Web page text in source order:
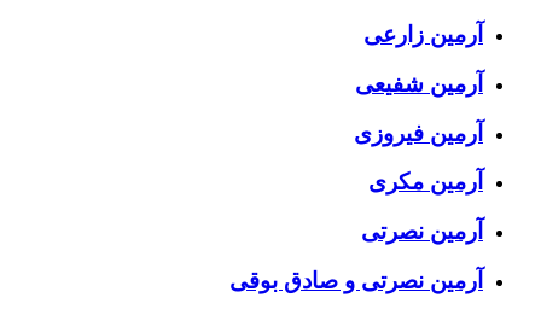
آرمین زارعی
آرمین شفیعی
آرمین فیروزی
آرمین مکری
آرمین نصرتی
آرمین نصرتی و صادق بوقی